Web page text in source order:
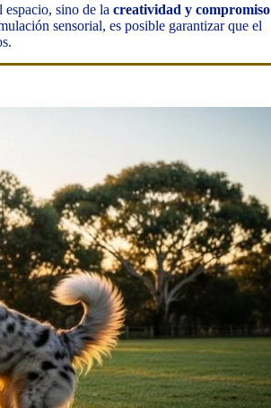
sino de la creatividad y compromiso
sensorial, es posible garantizar que el